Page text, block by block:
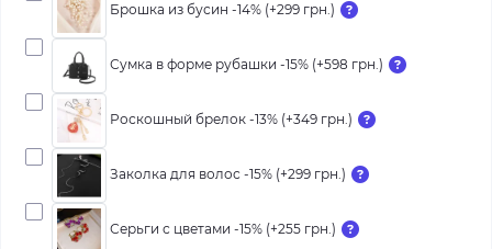
Брошка из бусин -14% (+299 грн.)
Сумка в форме рубашки -15% (+598 грн.)
Роскошный брелок -13% (+349 грн.)
Заколка для волос -15% (+299 грн.)
Серьги с цветами -15% (+255 грн.)